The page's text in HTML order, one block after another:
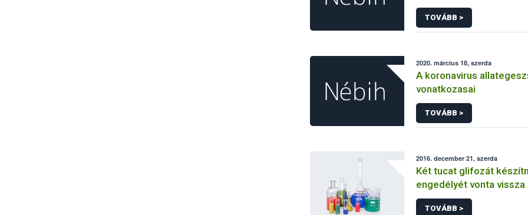
TOVÁBB >
2020. március 18, szerda
A koronavirus
vonatkozasai
TOVÁBB >
2016. december 21, szerda
Két tucat glifozát
engedélyét vonta vissza
TOVÁBB >